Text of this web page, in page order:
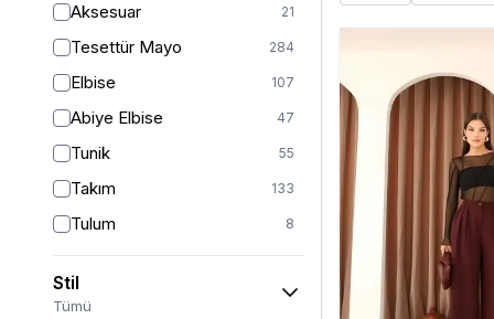
Aksesuar 21
Tesettür Mayo 284
Elbise 107
Abiye Elbise 47
Tunik 55
Takım 133
Tulum 8
Pantolon 148
Etek 19
Stil
Tümü